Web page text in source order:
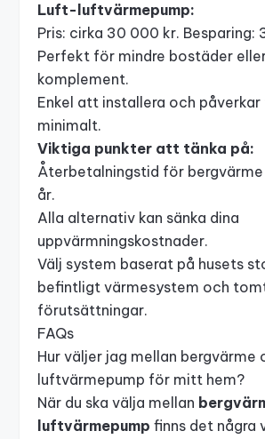
Luft-luftvärmepump:
Pris: cirka 30 000 kr. Besparing:
Perfekt för mindre bostäder
komplement.
Enkel att installera och
minimalt.
Viktiga punkter att tänka på:
Återbetalningstid för
år.
Alla alternativ kan sänka dina
uppvärmningskostnader.
Välj system baserat på husets
befintligt värmesystem och
förutsättningar.
FAQs
Hur väljer jag mellan bergvärme
luftvärmepump för mitt hem?
När du ska välja mellan
luftvärmepump finns det några